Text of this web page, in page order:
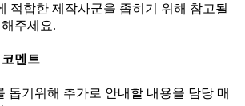
적합한 제작사군을 좁히기 위해 참고될
주세요.
멘트
돕기위해 추가로 안내할 내용을 담당 매